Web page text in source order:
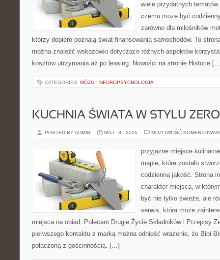
wiele przydatnych
czemu może być
zarówno dla miłośników
którzy dopiero poznają świat finansowania samochodów. To
można znaleźć wskazówki dotyczące różnych aspektów
kosztów utrzymania aż po leasing. Nowości na stronie Historie
CATEGORIES: MÓZG I NEUROPSYCHOLOGIA
KUCHNIA ŚWIATA W STYLU
POSTED BY ADMIN MAJ - 3 - 2026 MOŻLIWOŚĆ
przyjazne miejsce
mapie, które zostało
codzienną jakość. Strona
charakter miejsca, w
być nie tylko świeże, ale
serwis, która może
miejsca na obiad. Polecam Drugie Życie Składników i Przepisy
pierwszego kontaktu z marką można odnieść wrażenie, że Bibi
połączoną z gościnnością. […]